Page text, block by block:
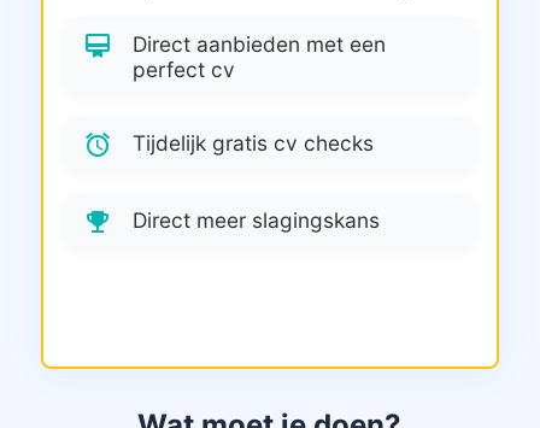
card_membership
Direct aanbieden met een
perfect cv
alarm Tijdelijk gratis cv checks
emoji_events Direct meer slagingskans